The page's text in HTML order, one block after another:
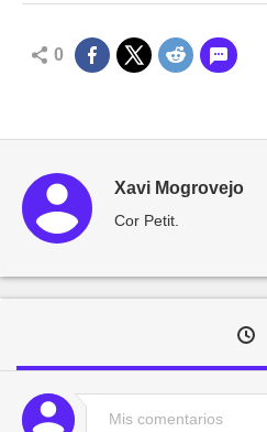
0
Xavi Mogrovejo
Cor Petit.